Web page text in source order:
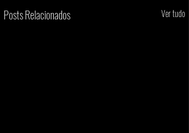
Posts Relacionados Ver tudo